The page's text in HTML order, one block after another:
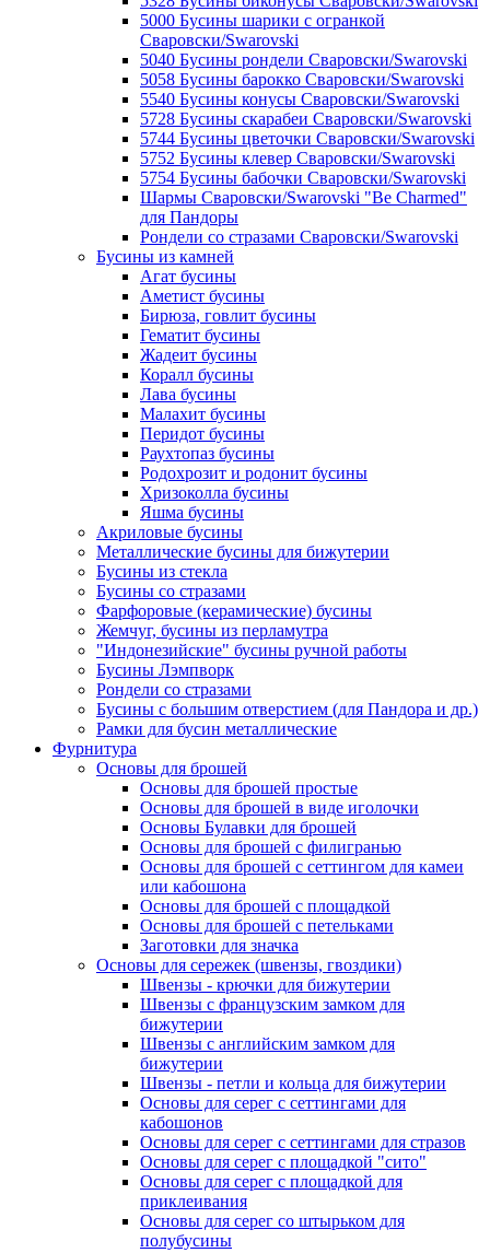
5000 Бусины шарики с огранкой
Сваровски/Swarovski
5040 Бусины рондели Сваровски/Swarovski
5058 Бусины барокко Сваровски/Swarovski
5540 Бусины конусы Сваровски/Swarovski
5728 Бусины скарабеи Сваровски/Swarovski
5744 Бусины цветочки Сваровски/Swarovski
5752 Бусины клевер Сваровски/Swarovski
5754 Бусины бабочки Сваровски/Swarovski
Шармы Сваровски/Swarovski "Be Charmed"
для Пандоры
Рондели со стразами Сваровски/Swarovski
Бусины из камней
Агат бусины
Аметист бусины
Бирюза, говлит бусины
Гематит бусины
Жадеит бусины
Коралл бусины
Лава бусины
Малахит бусины
Перидот бусины
Раухтопаз бусины
Родохрозит и родонит бусины
Хризоколла бусины
Яшма бусины
Акриловые бусины
Металлические бусины для бижутерии
Бусины из стекла
Бусины со стразами
Фарфоровые (керамические) бусины
Жемчуг, бусины из перламутра
"Индонезийские" бусины ручной работы
Бусины Лэмпворк
Рондели со стразами
Бусины с большим отверстием (для Пандора и др.)
Рамки для бусин металлические
Фурнитура
Основы для брошей
Основы для брошей простые
Основы для брошей в виде иголочки
Основы Булавки для брошей
Основы для брошей с филигранью
Основы для брошей с сеттингом для камеи
или кабошона
Основы для брошей с площадкой
Основы для брошей с петельками
Заготовки для значка
Основы для сережек (швензы, гвоздики)
Швензы - крючки для бижутерии
Швензы с французским замком для
бижутерии
Швензы с английским замком для
бижутерии
Швензы - петли и кольца для бижутерии
Основы для серег с сеттингами для
кабошонов
Основы для серег с сеттингами для стразов
Основы для серег с площадкой "сито"
Основы для серег с площадкой для
приклеивания
Основы для серег со штырьком для
полубусины